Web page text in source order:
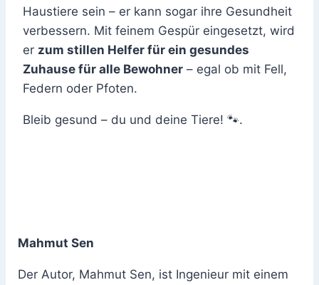
Haustiere sein – er kann sogar ihre Gesundheit
verbessern. Mit feinem Gespür eingesetzt, wird
er zum stillen Helfer für ein gesundes
Zuhause für alle Bewohner – egal ob mit Fell,
Federn oder Pfoten.
Bleib gesund – du und deine Tiere! 🐾.
Mahmut Sen
Der Autor, Mahmut Sen, ist Ingenieur mit einem